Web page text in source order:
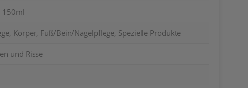
150ml
Körper, Fuß/Bein/Nagelpflege, Spezielle Produkte
und Risse